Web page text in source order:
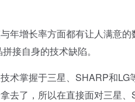
增长率方面都有让人满意的
接自身的技术缺陷。
掌握于三星、SHARP和LG
去了，所以在直接面对三星